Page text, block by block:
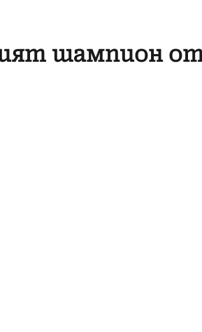
шампион